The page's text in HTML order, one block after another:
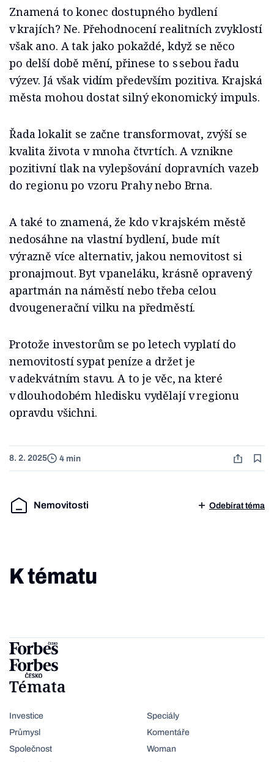
Znamená to konec dostupného bydlení
v krajích? Ne. Přehodnocení realitních zvyklostí
však ano. A tak jako pokaždé, když se něco
po delší době mění, přinese to s sebou řadu
výzev. Já však vidím především pozitiva. Krajská
města mohou dostat silný ekonomický impuls.
Řada lokalit se začne transformovat, zvýší se
kvalita života v mnoha čtvrtích. A vznikne
pozitivní tlak na vylepšování dopravních vazeb
do regionu po vzoru Prahy nebo Brna.
A také to znamená, že kdo v krajském městě
nedosáhne na vlastní bydlení, bude mít
výrazně více alternativ, jakou nemovitost si
pronajmout. Byt v paneláku, krásně opravený
apartmán na náměstí nebo třeba celou
dvougenerační vilku na předměstí.
Protože investorům se po letech vyplatí do
nemovitostí sypat peníze a držet je
v adekvátním stavu. A to je věc, na které
v dlouhodobém hledisku vydělají v regionu
opravdu všichni.
8. 2. 2025 4 min
Nemovitosti Odebírat téma
K tématu
Témata
Investice
Průmysl
Společnost
Speciály
Komentáře
Woman